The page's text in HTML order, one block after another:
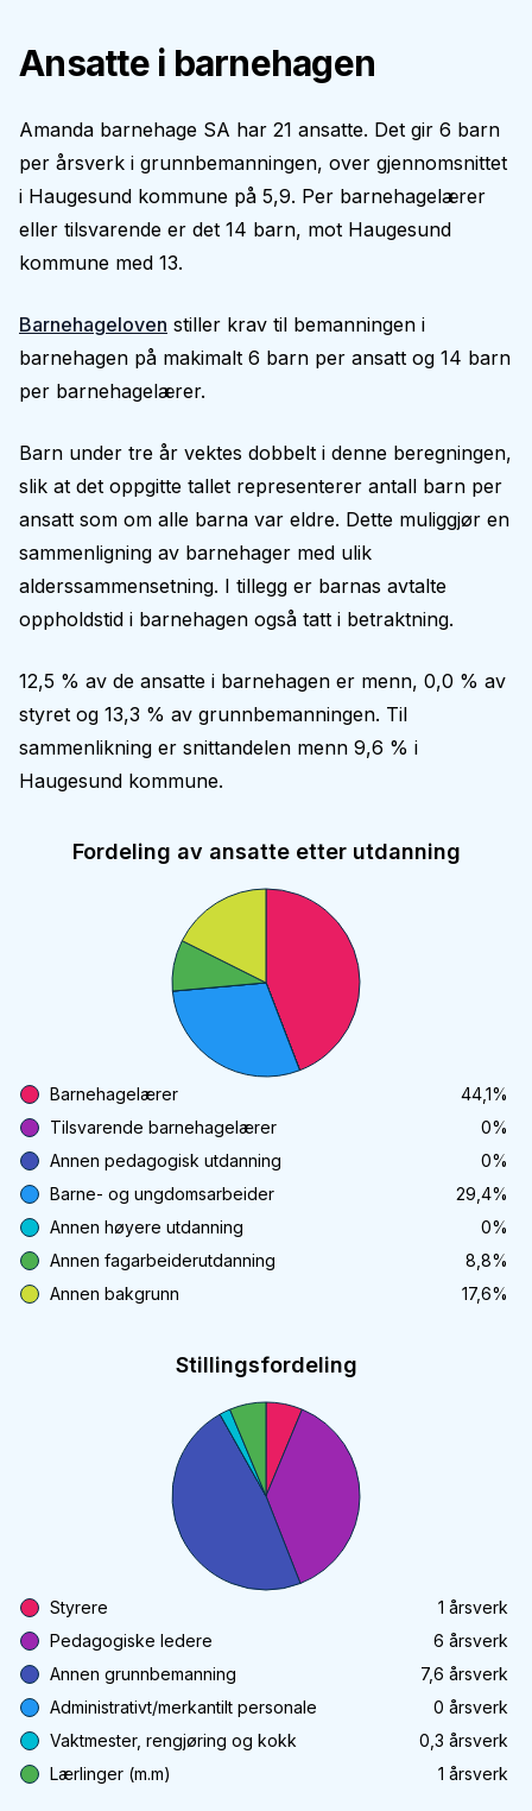
Ansatte i barnehagen
Amanda barnehage SA har 21 ansatte. Det gir 6 barn
per årsverk i grunnbemanningen, over gjennomsnittet
i Haugesund kommune på 5,9. Per barnehagelærer
eller tilsvarende er det 14 barn, mot Haugesund
kommune med 13.
Barnehageloven stiller krav til bemanningen i
barnehagen på makimalt 6 barn per ansatt og 14 barn
per barnehagelærer.
Barn under tre år vektes dobbelt i denne beregningen,
slik at det oppgitte tallet representerer antall barn per
ansatt som om alle barna var eldre. Dette muliggjør en
sammenligning av barnehager med ulik
alderssammensetning. I tillegg er barnas avtalte
oppholdstid i barnehagen også tatt i betraktning.
12,5 % av de ansatte i barnehagen er menn, 0,0 % av
styret og 13,3 % av grunnbemanningen. Til
sammenlikning er snittandelen menn 9,6 % i
Haugesund kommune.
Fordeling av ansatte etter utdanning
Barnehagelærer 44,1%
Tilsvarende barnehagelærer
0%
Annen pedagogisk utdanning
0%
Barne- og ungdomsarbeider
29,4%
Annen høyere utdanning
0%
Annen fagarbeiderutdanning
8,8%
Annen bakgrunn
17,6%
Stillingsfordeling
Styrere 1 årsverk
Pedagogiske ledere
6 årsverk
Annen grunnbemanning
7,6 årsverk
Administrativt/merkantilt personale
0 årsverk
Vaktmester, rengjøring og kokk
0,3 årsverk
Lærlinger (m.m)
1 årsverk